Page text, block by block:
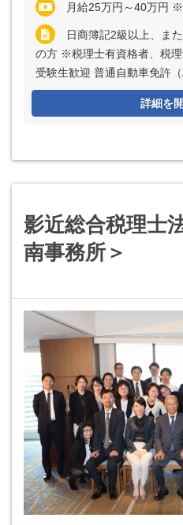
月給25万円～40万円 ※経験・能力など
日商簿記2級以上、ま
の方 ※税理士有資格者、税
受験生歓迎 普通自動車免許（
詳細を
影近総合税理士
南事務所＞